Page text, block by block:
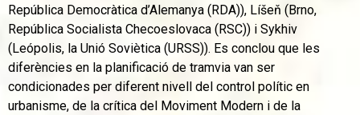
República Democràtica d’Alemanya (RDA)), Líšeň (Brno,
República Socialista Checoeslovaca (RSC)) i Sykhiv
(Leópolis, la Unió Soviètica (URSS)). Es conclou que les
diferències en la planificació de tramvia van ser
condicionades per diferent nivell del control polític en
urbanisme, de la crítica del Moviment Modern i de la